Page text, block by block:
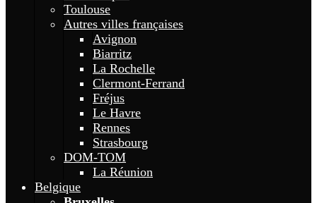
Toulouse
Autres villes françaises
Avignon
Biarritz
La Rochelle
Clermont-Ferrand
Fréjus
Le Havre
Rennes
Strasbourg
DOM-TOM
La Réunion
Belgique